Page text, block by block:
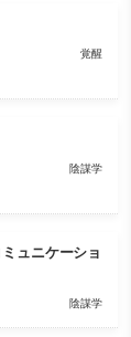
覚醒
陰謀学
ュニケーショ
陰謀学